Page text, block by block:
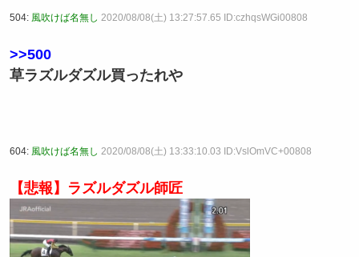
504: 風吹けば名無し 2020/08/08(土) 13:27:57.65 ID:czhqsWGi00808
>>500
草ラズルダズル買ったれや
604: 風吹けば名無し 2020/08/08(土) 13:33:10.03 ID:VslOmVC+00808
【悲報】ラズルダズル師匠